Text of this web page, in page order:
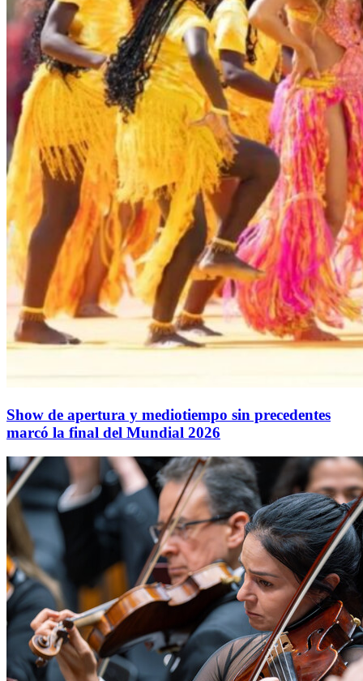
Show de apertura y mediotiempo sin precedentes
marcó la final del Mundial 2026